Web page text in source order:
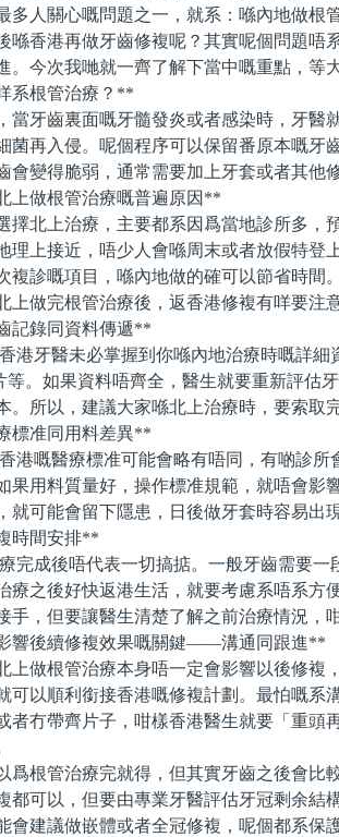
多人關心嘅問題之一，就系：喺內地做根
喺香港再做牙齒修複呢？其實呢個問題唔
。今次我哋就一齊了解下當中嘅重點，等
根管治療？**
牙齒裏面嘅牙髓發炎或者感染時，牙醫
菌再入侵。呢個程序可以保留番原本嘅牙
會變得脆弱，通常需要加上牙套或者其他
做根管治療嘅普遍原因**
北上治療，主要都系因爲當地診所多，
理上接近，唔少人會喺周末或者放假特登
複診嘅項目，喺內地做的確可以節省時間。
做完根管治療後，返香港修複有咩要注
錄同資料傳遞**
牙醫未必掌握到你喺內地治療時嘅詳細
等。如果資料唔齊全，醫生就要重新評估
。所以，建議大家喺北上治療時，要索取
准同用料差異**
嘅醫療標准可能會略有唔同，有啲診所
果用料質量好，操作標准規範，就唔會影
就可能會留下隱患，日後做牙套時容易出
間安排**
成後唔代表一切搞掂。一般牙齒需要一
療之後好快返港生活，就要考慮系唔系方
手，但要讓醫生清楚了解之前治療情況，
後續修複效果嘅關鍵——溝通同跟進**
做根管治療本身唔一定會影響以後修複
可以順利銜接香港嘅修複計劃。最怕嘅系
者冇帶齊片子，咁樣香港醫生就要「重頭
根管治療完就得，但其實牙齒之後會比
都可以，但要由專業牙醫評估牙冠剩余結
會建議做嵌體或者全冠修複，呢個都系保